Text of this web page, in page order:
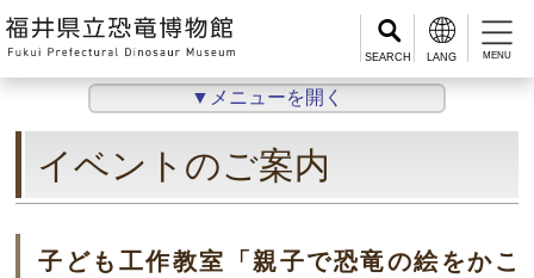
MENU
▼メニューを開く
イベントのご案内
子ども工作教室「親子で恐竜の絵をかこ